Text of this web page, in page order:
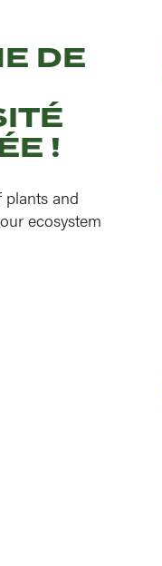
DE
!
and
ecosystem